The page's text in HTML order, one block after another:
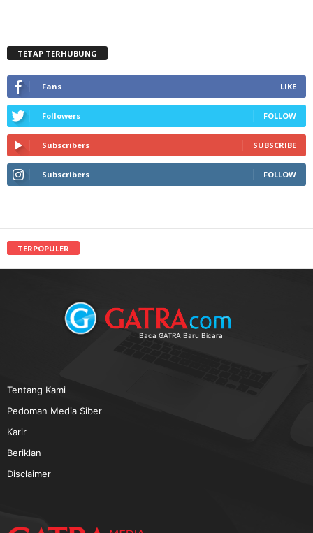
TETAP TERHUBUNG
Fans LIKE
Followers FOLLOW
Subscribers SUBSCRIBE
Subscribers FOLLOW
TERPOPULER
Baca GATRA Baru Bicara
Tentang Kami
Pedoman Media Siber
Karir
Beriklan
Disclaimer